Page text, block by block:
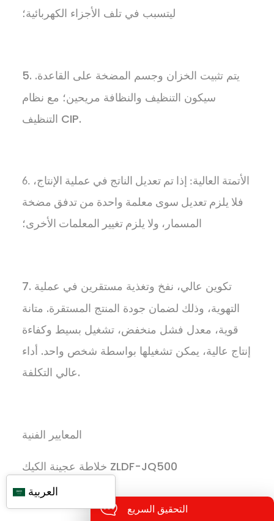
ليتسبب في تلف الأجزاء الكهربائية؛
5. يتم تثبيت الخزان وجسم المضخة على القاعدة.
سيكون التنظيف والنظافة مريحين؛ مع نظام
التنظيف CIP.
6. الأتمتة العالية: إذا تم تعديل الناتج في عملية الإنتاج،
فلا يلزم تعديل سوى معلمة واحدة من تدفق مضخة
المسمار، ولا يلزم تغيير المعلمات الأخرى؛
7. تكوين عالي، نفخ وتغذية مستقرين في عملية
التهوية، وذلك لضمان جودة المنتج المستقرة. متانة
قوية، معدل فشل منخفض، تشغيل بسيط وكفاءة
إنتاج عالية، يمكن تشغيلها بواسطة شخص واحد. أداء
عالي التكلفة.
المعايير الفنية
خلاطة عجينة الكيك ZLDF-JQ500
التحقيق السريع
العربية